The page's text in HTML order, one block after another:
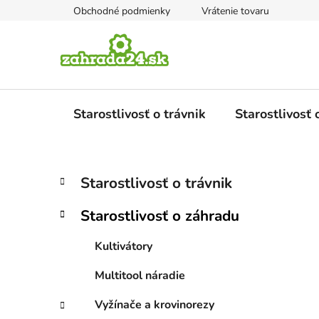
Obchodné podmienky Vrátenie tovaru
Starostlivosť o trávnik Starostlivosť
B
č
n
Preskočiť
kategórie
K
a
e
e
Starostlivosť o trávnik
Starostlivosť o záhradu
Kultivátory
Multitool náradie
Vyžínače a krovinorezy